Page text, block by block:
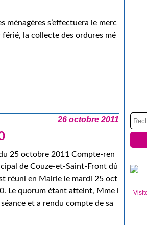
s’effectuera le merc
la collecte des ordures mé
26 octobre 2011
25 octobre 2011 Compte-ren
de Couze-et-Saint-Front dû
réuni en Mairie le mardi 25 oct
Le quorum étant atteint, Mme l
et a rendu compte de sa